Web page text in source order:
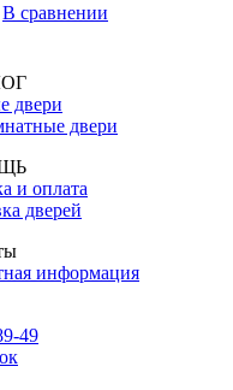
В сравнении
двери
двери
и оплата
дверей
информация
49